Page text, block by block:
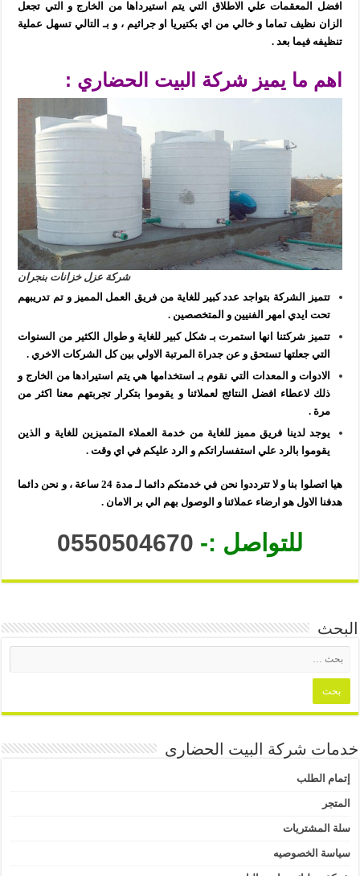
افضل المعقمات علي الاطلاق التي يتم استيرداها من الخارج و التي تجعل
الزان نظيف تماما و خالي من اي بكتيريا او جراثيم ، و بـ التالي تسهل عملية
تنظيفه فيما بعد .
اهم ما يميز شركة البيت الحضاري :
شركة عزل خزانات بنجران
تتميز الشركة بتواجد عدد كبير للغاية من فريق العمل المميز و تم تدريبهم
تحت ايدي امهر الفنيين و المتخصصين .
تتميز شركتنا انها استمرت بـ شكل كبير للغاية و طوال الكثير من السنوات
التي جعلتها تستحق و عن جدراة المرتبة الاولي بين كل الشركات الاخري .
الادوات و المعدات التي نقوم بـ استخدامها هي يتم استيرادها من الخارج و
ذلك لاعطاء افضل النتائج لعملائنا و يقوموا بتكرار تجربتهم معنا اكثر من
مرة .
يوجد لدينا فريق مميز للغاية من خدمة العملاء المتميزين للغاية و الذين
يقوموا بالرد علي استفساراتكم و الرد عليكم في اي وقت .
هيا اتصلوا بنا و لا تترددوا نحن في خدمتكم دائما لـ مدة 24 ساعة ، و نحن دائما
هدفنا الاول هو ارضاء عملائنا و الوصول بهم الي بر الامان .
للتواصل :- 0550504670
البحث
خدمات شركة البيت الحضارى
إتمام الطلب
المتجر
سلة المشتريات
سياسة الخصوصيه